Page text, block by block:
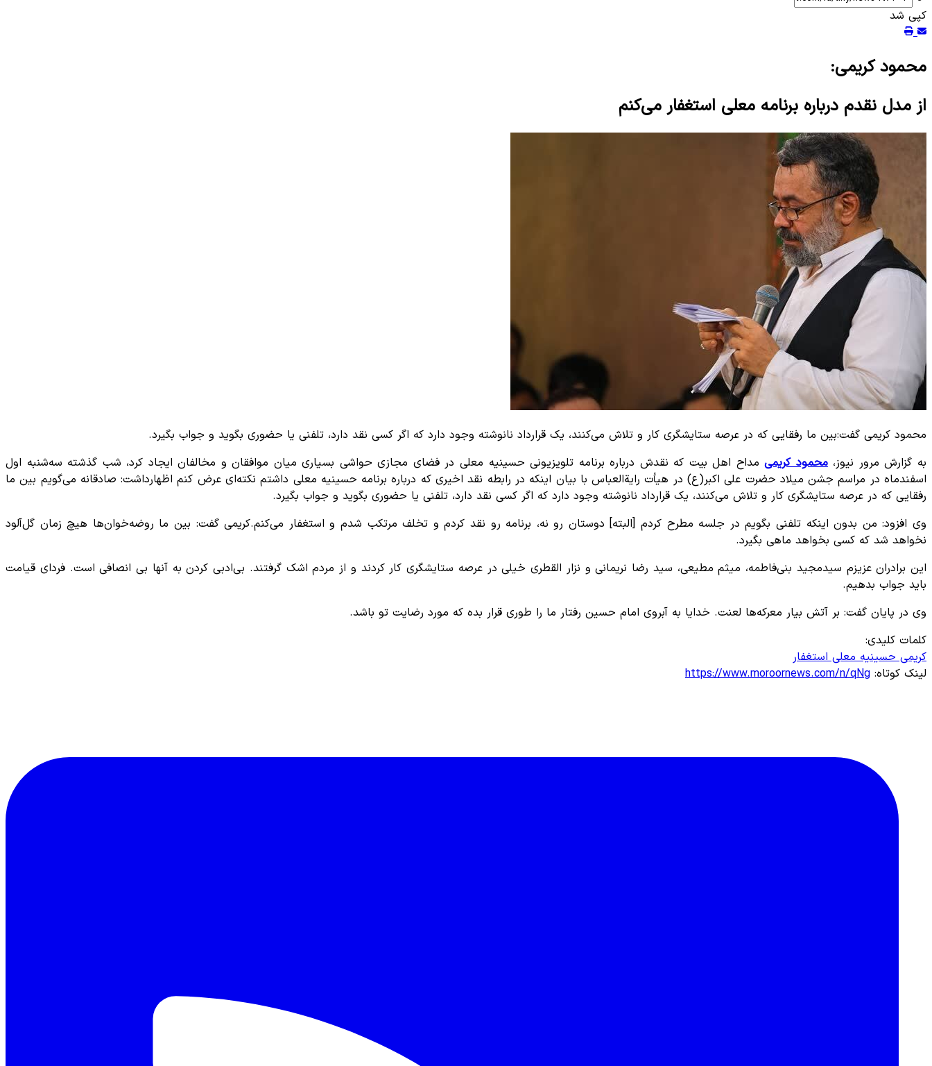
کپی شد
محمود کریمی:
از مدل نقدم درباره برنامه معلی استغفار می‌کنم
محمود کریمی گفت:بین ما رفقایی که در عرصه ستایشگری کار و تلاش می‌کنند، یک قرارداد نانوشته وجود دارد که اگر کسی نقد دارد، تلفنی یا حضوری بگوید و جواب بگیرد.
به گزارش مرور نیوز،محمود کریمیمداح اهل بیت که نقدش درباره برنامه تلویزیونی حسینیه معلی در فضای مجازی حواشی بسیاری میان موافقان و مخالفان ایجاد کرد، شب گذشته سه‌شنبه اول
اسفندماه در مراسم جشن میلاد حضرت علی اکبر(ع) در هیأت رایةالعباس با بیان اینکه در رابطه نقد اخیری که درباره برنامه حسینیه معلی داشتم نکته‌ای عرض کنم اظهارداشت: صادقانه می‌گویم بین ما
رفقایی که در عرصه ستایشگری کار و تلاش می‌کنند، یک قرارداد نانوشته وجود دارد که اگر کسی نقد دارد، تلفنی یا حضوری بگوید و جواب بگیرد.
وی افزود: من بدون اینکه تلفنی بگویم در جلسه مطرح کردم [البته] دوستان رو نه، برنامه رو نقد کردم و تخلف مرتکب شدم و استغفار می‌کنم.کریمی گفت: بین ما روضه‌خوان‌ها هیچ زمان گل‌آلود
نخواهد شد که کسی بخواهد ماهی بگیرد.
این برادران عزیزم سیدمجید بنی‌فاطمه، میثم مطیعی، سید رضا نریمانی و نزار القطری خیلی در عرصه ستایشگری کار کردند و از مردم اشک گرفتند. بی‌ادبی کردن به آنها بی انصافی است. فردای قیامت
باید جواب بدهیم.
وی در پایان گفت: بر آتش بیار معرکه‌ها لعنت. خدایا به آبروی امام حسین رفتار ما را طوری قرار بده که مورد رضایت تو باشد.
کلمات کلیدی:
کریمیحسینیه معلیاستغفار
لینک کوتاه: https://www.moroornews.com/n/qNg